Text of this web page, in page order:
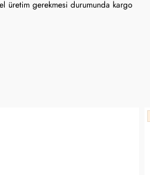
üretim gerekmesi durumunda kargo